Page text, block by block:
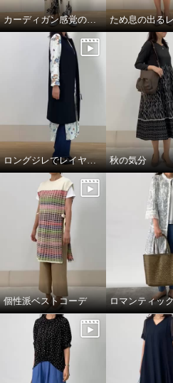
カーディガン感覚のコート ため息の出る
ロングジレでレイヤードスタイル 秋の気分
個性派ベストコーデ